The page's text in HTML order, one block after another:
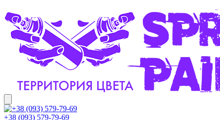
+38 (093) 579-79-69